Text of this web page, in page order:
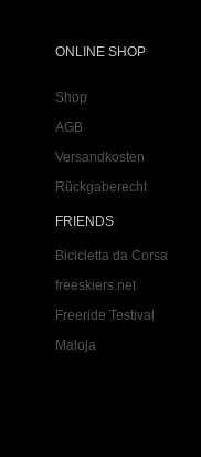
ONLINE SHOP
Shop
AGB
Versandkosten
Rückgaberecht
FRIENDS
Bicicletta da Corsa
freeskiers.net
Freeride Testival
Maloja